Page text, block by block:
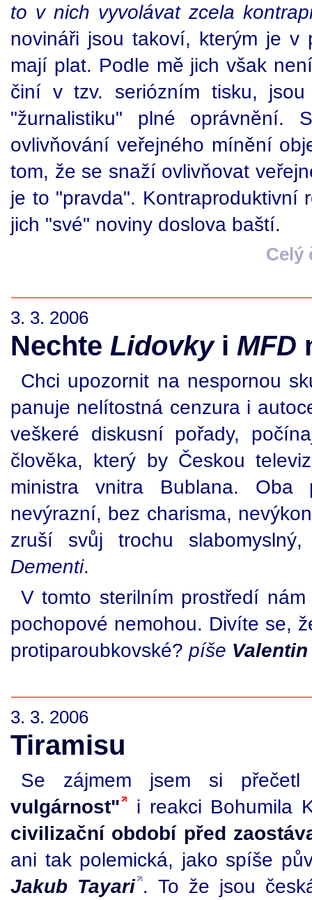
to v nich vyvolávat zcela
novináři jsou takoví, kterým je
mají plat. Podle mě jich však
činí v tzv. seriózním tisku,
"žurnalistiku" plné oprávnění.
ovlivňování veřejného mínění
tom, že se snaží ovlivňovat
je to "pravda". Kontraproduktivní
jich "své" noviny doslova baští.
Celý
3. 3. 2006
Nechte Lidovkyi MFD
Chci upozornit na nespornou
panuje nelítostná cenzura i
veškeré diskusní pořady,
člověka, který by Českou
ministra vnitra Bublana. Oba
nevýrazní, bez charisma,
zruší svůj trochu
Dementi.
V tomto sterilním prostředí
pochopové nemohou. Divíte se,
protiparoubkovské? píše
3. 3. 2006
Tiramisu
Se zájmem jsem si
vulgárnost"
i reakci Bohumila
civilizační období před
ani tak polemická, jako spíše
Jakub Tayari .To že jsou